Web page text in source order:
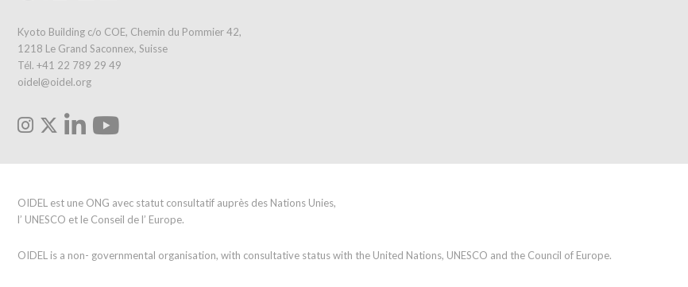
Kyoto Building c/o COE, Chemin du Pommier 42,
1218 Le Grand Saconnex, Suisse
Tél. +41 22 789 29 49
oidel@oidel.org
OIDEL est une ONG avec statut consultatif auprès des Nations Unies,
l’ UNESCO et le Conseil de l’ Europe.
OIDEL is a non- governmental organisation, with consultative status with the United Nations, UNESCO and the Council of Europe.